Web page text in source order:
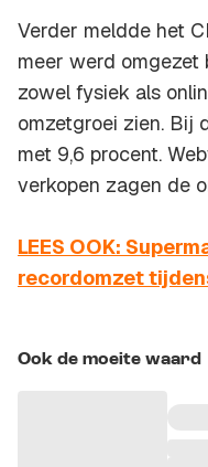
Verder meldde het
meer werd omgezet
zowel fysiek als
omzetgroei zien. Bij
met 9,6 procent.
verkopen zagen de
LEES OOK:
recordomzet
Ook de moeite waard